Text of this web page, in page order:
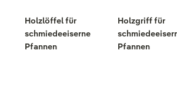
Holzlöffel für
schmiedeeiserne
Pfannen
Holzgriff für
Pfannen